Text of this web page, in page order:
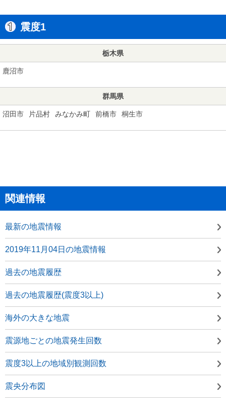
震度1
栃木県
鹿沼市
群馬県
沼田市 片品村 みなかみ町 前橋市 桐生市
関連情報
最新の地震情報
2019年11月04日の地震情報
過去の地震履歴
過去の地震履歴(震度3以上)
海外の大きな地震
震源地ごとの地震発生回数
震度3以上の地域別観測回数
震央分布図